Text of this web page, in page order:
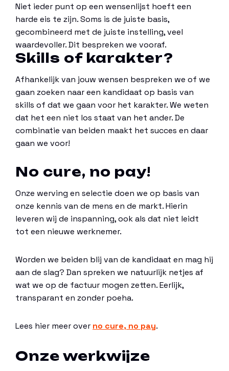
Niet ieder punt op een wensenlijst hoeft een
harde eis te zijn. Soms is de juiste basis,
gecombineerd met de juiste instelling, veel
waardevoller. Dit bespreken we vooraf.
Skills of karakter?
Afhankelijk van jouw wensen bespreken we of we
gaan zoeken naar een kandidaat op basis van
skills of dat we gaan voor het karakter. We weten
dat het een niet los staat van het ander. De
combinatie van beiden maakt het succes en daar
gaan we voor!
No cure, no pay!
Onze werving en selectie doen we op basis van
onze kennis van de mens en de markt. Hierin
leveren wij de inspanning, ook als dat niet leidt
tot een nieuwe werknemer.
Worden we beiden blij van de kandidaat en mag hij
aan de slag? Dan spreken we natuurlijk netjes af
wat we op de factuur mogen zetten. Eerlijk,
transparant en zonder poeha.
Lees hier meer over no cure, no pay.
Onze werkwijze